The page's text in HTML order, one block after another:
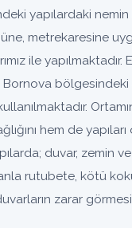
yapılardaki nemin
metrekaresine
ile yapılmaktadır.
bölgesindeki
hem de
duvar, zemin
rutubete, kötü
zarar